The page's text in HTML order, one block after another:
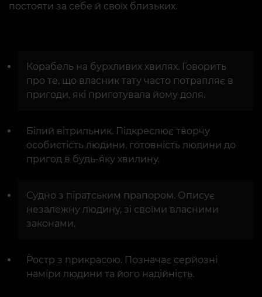
постояти за себе й своїх близьких.
Корабель на бурхливих хвилях. Говорить
про те, що власник тату часто потрапляє в
пригоди, які приготувала йому доля.
Білий вітрильник. Підкреслює творчу
особистість людини, готовність людини до
пригод в будь-яку хвилину.
Судно з піратським прапором. Описує
незалежну людину, зі своїми власними
законами.
Ростр з прикрасою. Позначає серйозні
наміри людини та його надійність.